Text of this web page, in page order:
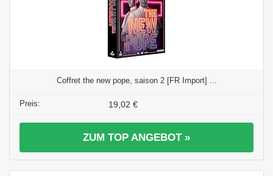
Coffret the new pope, saison 2 [FR Import] ...
19,02 €
ZUM TOP ANGEBOT »